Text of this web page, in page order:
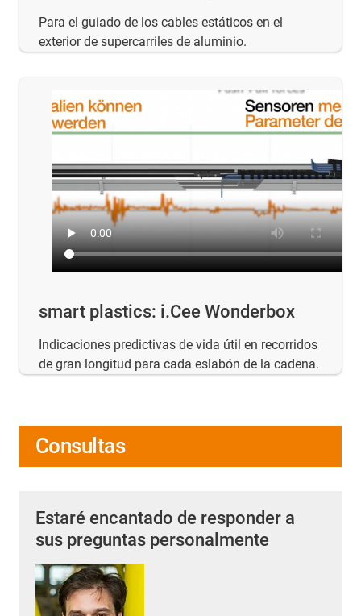
Para el guiado de los cables estáticos en el
exterior de supercarriles de aluminio.
smart plastics: i.Cee Wonderbox
Indicaciones predictivas de vida útil en recorridos
de gran longitud para cada eslabón de la cadena.
Consultas
Estaré encantado de responder a
sus preguntas personalmente